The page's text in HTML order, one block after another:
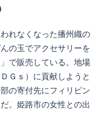
れなくなった播州織の
の玉でアクセサリーを
で販売している。地場
Ｇｓ）に貢献しようと
の寄付先にフィリピン
。姫路市の女性との出